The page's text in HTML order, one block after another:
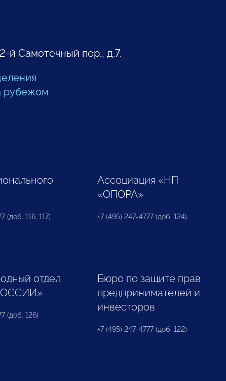
й Самотечный пер., д.7.
рубежом
(доб. 116, 117)
Ассоциация «НП
«ОПОРА»
+7 (495) 247-4777 (доб. 124)
отдел
(доб. 126)
Бюро по защите прав
предпринимателей и
инвесторов
+7 (495) 247-4777 (доб. 122)